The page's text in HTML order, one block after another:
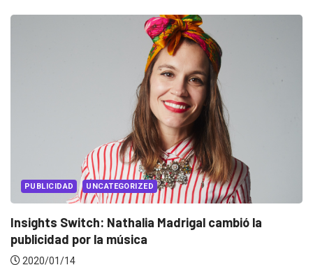
EVENTOS LUX AWARDS
Conoce a los ganadores de Lux Awards 2019
2019/12/04